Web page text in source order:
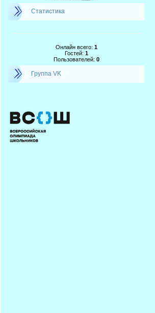
Статистика
Онлайн всего: 1
Гостей: 1
Пользователей: 0
Группа VK